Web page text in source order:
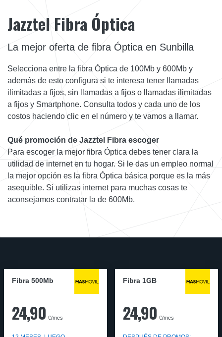
Jazztel Fibra Óptica
La mejor oferta de fibra Óptica en Sunbilla
Selecciona entre la fibra Óptica de 100Mb y 600Mb y
además de esto configura si te interesa tener llamadas
ilimitadas a fijos, sin llamadas a fijos o llamadas ilimitadas
a fijos y Smartphone. Consulta todos y cada uno de los
costos haciendo clic en el número y te vamos a llamar.
Qué promoción de Jazztel Fibra escoger
Para escoger la mejor fibra Óptica debes tener clara la
utilidad de internet en tu hogar. Si le das un empleo normal
la mejor opción es la fibra Óptica básica porque es la más
asequible. Si utilizas internet para muchas cosas te
aconsejamos contratar la de 600Mb.
Fibra 500Mb
24,90 €/mes
Fibra 1GB
24,90 €/mes